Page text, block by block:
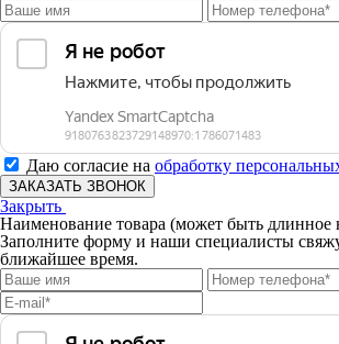
Даю согласие на обработку
ЗАКАЗАТЬ ЗВОНОК
Закрыть
Наименование товара (может быть длинное
Заполните форму и наши специалисты
ближайшее время.